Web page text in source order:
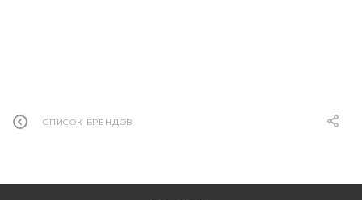
СПИСОК БРЕНДОВ